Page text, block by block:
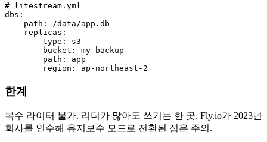
# litestream.yml
dbs:
  - path: /data/app.db
    replicas:
      - type: s3
        bucket: my-backup
        path: app
        region: ap-northeast-2
한계
복수 라이터 불가. 리더가 많아도 쓰기는 한 곳. Fly.io가 2023년
회사를 인수해 유지보수 모드로 전환된 점은 주의.